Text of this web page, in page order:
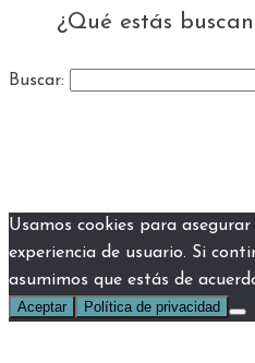
¿Qué estás
Buscar:
Usamos cookies para
experiencia de usuario. Si
asumimos que estás de
Aceptar Política de privacidad